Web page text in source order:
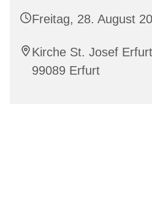
Freitag, 28. August
Kirche St. Josef
99089 Erfurt